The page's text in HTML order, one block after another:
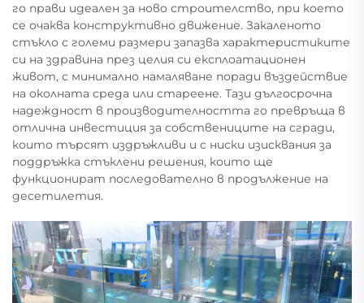
го прави идеален за ново строителство, при което
се очаква конструктивно движение. Закаленото
стъкло с големи размери запазва характеристиките
си на здравина през целия си експлоатационен
живот, с минимално намаляване поради въздействие
на околната среда или стареене. Тази дългосрочна
надеждност в производителността го превръща в
отлична инвестиция за собствениците на сгради,
които търсят издръжливи и с ниски изисквания за
поддръжка стъклени решения, които ще
функционират последователно в продължение на
десетилетия.